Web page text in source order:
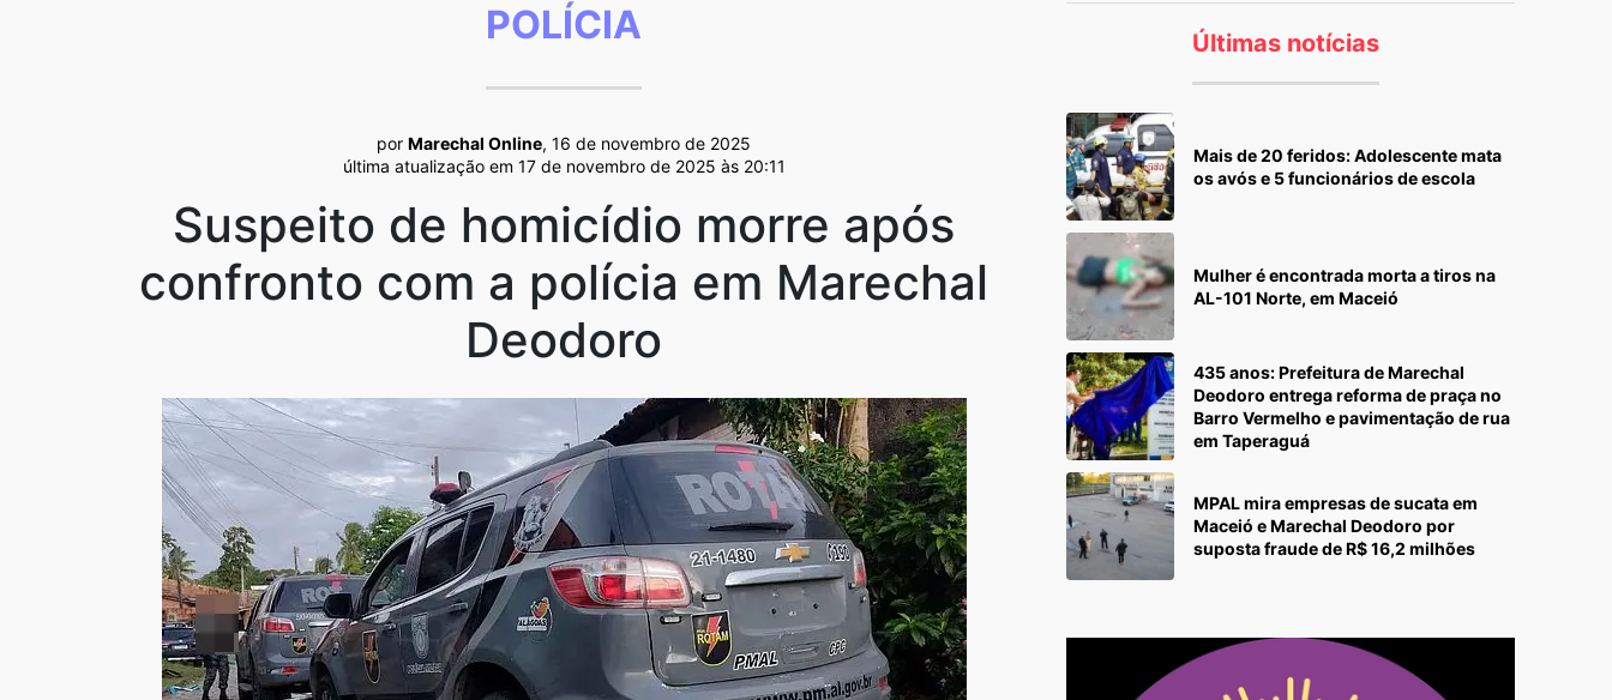
POLÍCIA
por Marechal Online, 16 de novembro de 2025
última atualização em 17 de novembro de 2025 às 20:11
Suspeito de homicídio morre após
confronto com a polícia em Marechal
Deodoro
Últimas notícias
Mais de 20 feridos: Adolescente mata
os avós e 5 funcionários de escola
Mulher é encontrada morta a tiros na
AL-101 Norte, em Maceió
435 anos: Prefeitura de Marechal
Deodoro entrega reforma de praça no
Barro Vermelho e pavimentação de rua
em Taperaguá
MPAL mira empresas de sucata em
Maceió e Marechal Deodoro por
suposta fraude de R$ 16,2 milhões